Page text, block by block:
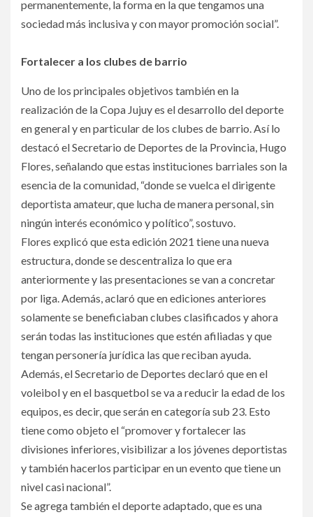
permanentemente, la forma en la que tengamos una
sociedad más inclusiva y con mayor promoción social”.
Fortalecer a los clubes de barrio
Uno de los principales objetivos también en la
realización de la Copa Jujuy es el desarrollo del deporte
en general y en particular de los clubes de barrio. Así lo
destacó el Secretario de Deportes de la Provincia, Hugo
Flores, señalando que estas instituciones barriales son la
esencia de la comunidad, “donde se vuelca el dirigente
deportista amateur, que lucha de manera personal, sin
ningún interés económico y político”, sostuvo.
Flores explicó que esta edición 2021 tiene una nueva
estructura, donde se descentraliza lo que era
anteriormente y las presentaciones se van a concretar
por liga. Además, aclaró que en ediciones anteriores
solamente se beneficiaban clubes clasificados y ahora
serán todas las instituciones que estén afiliadas y que
tengan personería jurídica las que reciban ayuda.
Además, el Secretario de Deportes declaró que en el
voleibol y en el basquetbol se va a reducir la edad de los
equipos, es decir, que serán en categoría sub 23. Esto
tiene como objeto el “promover y fortalecer las
divisiones inferiores, visibilizar a los jóvenes deportistas
y también hacerlos participar en un evento que tiene un
nivel casi nacional”.
Se agrega también el deporte adaptado, que es una